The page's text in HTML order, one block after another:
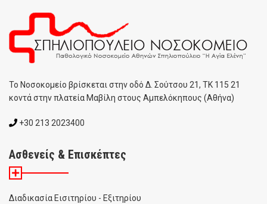
To Noσοκομείο βρίσκεται στην οδό Δ. Σούτσου 21, ΤΚ 115 21
κοντά στην πλατεία Μαβίλη στους Αμπελόκηπους (Αθήνα)
+30 213 2023400
Ασθενείς & Επισκέπτες
Διαδικασία Εισιτηρίου - Εξιτηρίου